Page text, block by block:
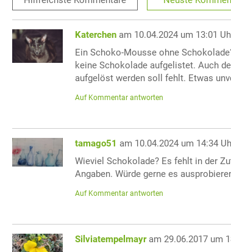
Katerchen am 10.04.2024 um 13:01
Ein Schoko-Mousse ohne
keine Schokolade aufgelistet. Auch
aufgelöst werden soll fehlt. Etwas
Auf Kommentar antworten
tamago51 am 10.04.2024 um 14:34
Wieviel Schokolade? Es fehlt in der
Angaben. Würde gerne es
Auf Kommentar antworten
Silviatempelmayr am 29.06.2017 um